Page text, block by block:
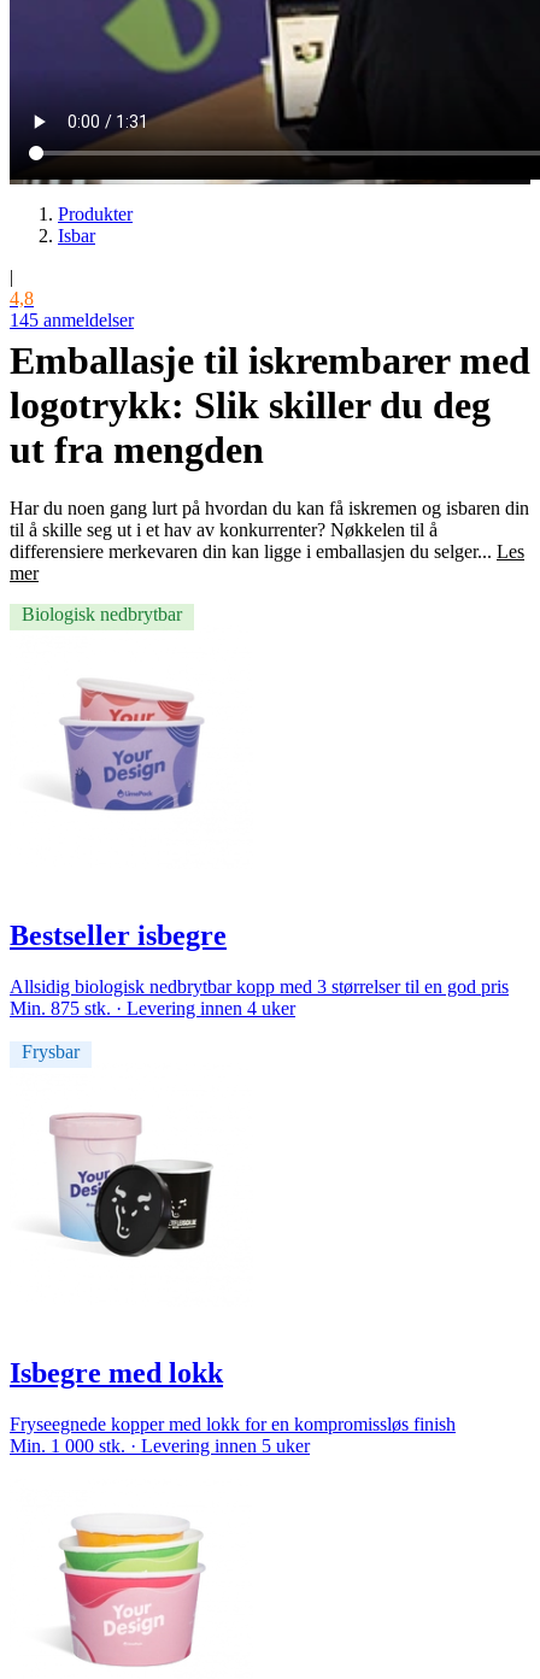
Produkter
Isbar
|
4,8
145 anmeldelser
Emballasje til iskrembarer med
logotrykk: Slik skiller du deg
ut fra mengden
Har du noen gang lurt på hvordan du kan få iskremen og isbaren din
til å skille seg ut i et hav av konkurrenter? Nøkkelen til å
differensiere merkevaren din kan ligge i emballasjen du selger... Les
mer
Biologisk nedbrytbar
Bestseller isbegre
Allsidig biologisk nedbrytbar kopp med 3 størrelser til en god pris
Min. 875 stk. · Levering innen 4 uker
Frysbar
Isbegre med lokk
Fryseegnede kopper med lokk for en kompromissløs finish
Min. 1 000 stk. · Levering innen 5 uker